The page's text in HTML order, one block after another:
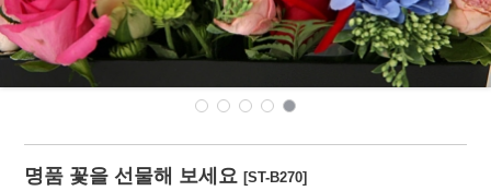
명품 꽃을 선물해 보세요[ST-B270]